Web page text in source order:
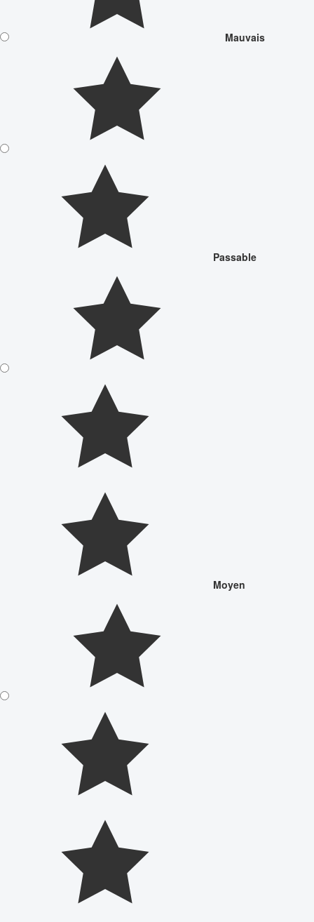
Mauvais
Passable
Moyen